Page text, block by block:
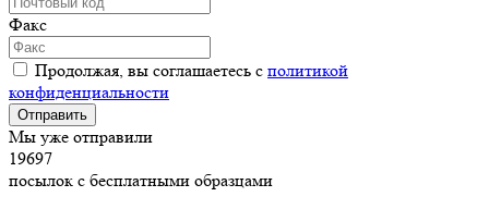
Факс
Продолжая, вы соглашаетесь с политикой
конфиденциальности
Мы уже отправили
19697
посылок с бесплатными образцами